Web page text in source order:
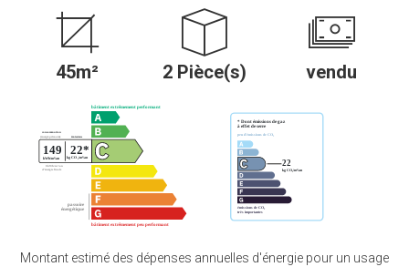
45m² 2 Pièce(s) vendu
Montant estimé des dépenses annuelles d'énergie pour un usage